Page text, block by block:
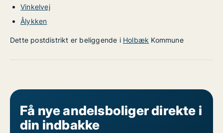
Vinkelvej
Ålykken
Dette postdistrikt er beliggende i Holbæk Kommune
Få nye andelsboliger direkte i
din indbakke